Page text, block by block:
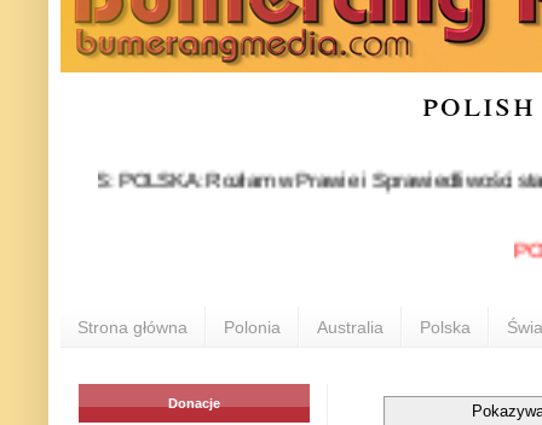
POLSKA: Rozłam w Prawie i Sprawiedliwości stał się
Strona główna Polonia Australia Polska
Donacje